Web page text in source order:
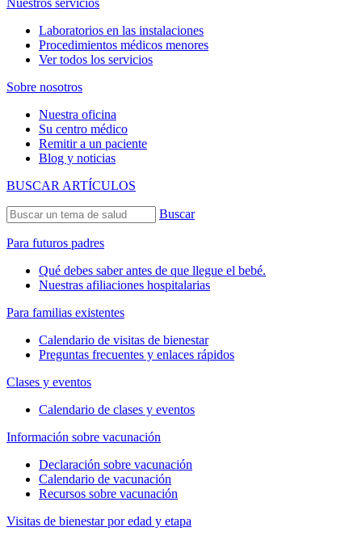
Laboratorios en las instalaciones
Procedimientos médicos menores
Ver todos los servicios
Sobre nosotros
Nuestra oficina
Su centro médico
Remitir a un paciente
Blog y noticias
BUSCAR ARTÍCULOS
Buscar
Para futuros padres
Qué debes saber antes de que llegue el bebé.
Nuestras afiliaciones hospitalarias
Para familias existentes
Calendario de visitas de bienestar
Preguntas frecuentes y enlaces rápidos
Clases y eventos
Calendario de clases y eventos
Información sobre vacunación
Declaración sobre vacunación
Calendario de vacunación
Recursos sobre vacunación
Visitas de bienestar por edad y etapa